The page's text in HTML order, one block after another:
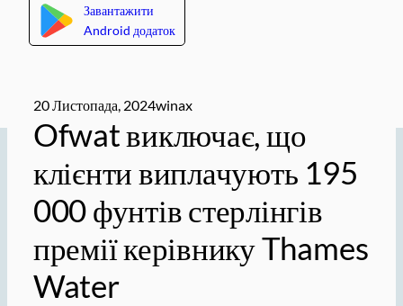
Завантажити
Android додаток
20 Листопада, 2024winax
Ofwat виключає, що
клієнти виплачують 195
000 фунтів стерлінгів
премії керівнику Thames
Water